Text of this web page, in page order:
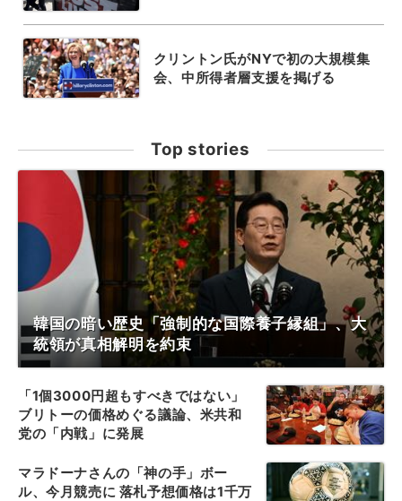
クリントン氏がNYで初の大規模集
会、中所得者層支援を掲げる
Top stories
韓国の暗い歴史「強制的な国際養子縁組」、大
統領が真相解明を約束
「1個3000円超もすべきではない」
ブリトーの価格めぐる議論、米共和
党の「内戦」に発展
マラドーナさんの「神の手」ボー
ル、今月競売に 落札予想価格は1千万